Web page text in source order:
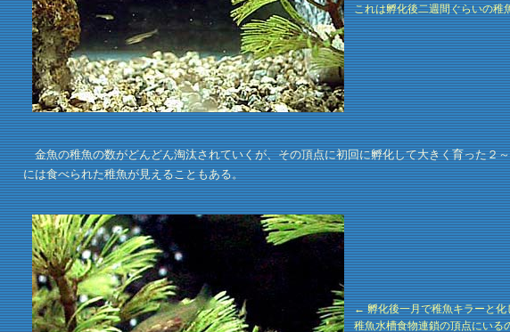
これは孵化後二週間ぐらいの稚
金魚の稚魚の数がどんどん淘汰されていくが、その頂点に初回に孵化して大きく育った２
には食べられた稚魚が見えることもある。
← 孵化後一月で稚魚キラーと化
稚魚水槽食物連鎖の頂点にいる